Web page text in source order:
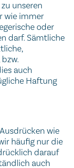
unseren
wie immer
oder
darf. Sämtliche
auch
Haftung
wie
häufig nur die
darauf
auch